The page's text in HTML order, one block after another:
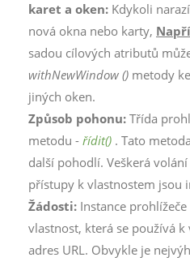
karet a oken: Kdykoli
nová okna nebo karty,
sadou cílových atributů
withNewWindow () metody
jiných oken.
Způsob pohonu: Třída
metodu - řídit() . Tato
další pohodlí. Veškerá
přístupy k vlastnostem jsou
Žádosti: Instance
vlastnost, která se používá
adres URL. Obvykle je